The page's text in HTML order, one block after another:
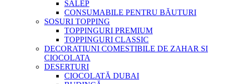
SALEP
CONSUMABILE PENTRU BĂUTURI
SOSURI TOPPING
TOPPINGURI PREMIUM
TOPPINGURI CLASSIC
DECORATIUNI COMESTIBILE DE ZAHAR SI
CIOCOLATA
DESERTURI
CIOCOLATĂ DUBAI